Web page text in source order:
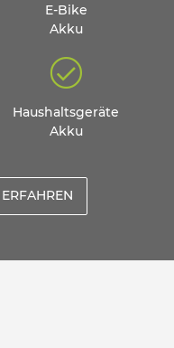
E-Bike
Akku
Haushaltsgeräte
Akku